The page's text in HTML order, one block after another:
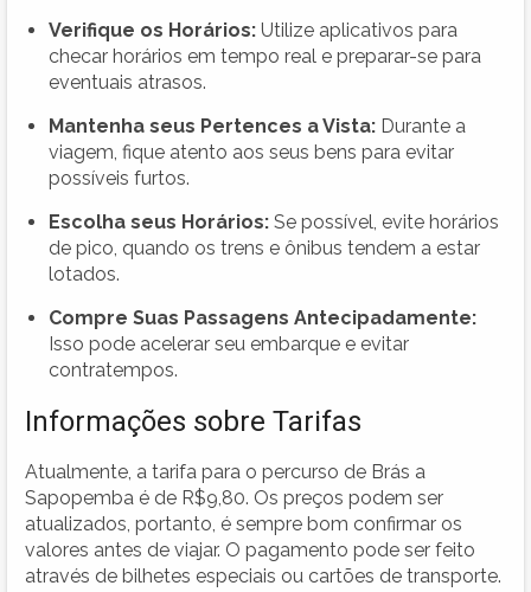
Verifique os Horários: Utilize aplicativos para
checar horários em tempo real e preparar-se para
eventuais atrasos.
Mantenha seus Pertences a Vista: Durante a
viagem, fique atento aos seus bens para evitar
possíveis furtos.
Escolha seus Horários: Se possível, evite horários
de pico, quando os trens e ônibus tendem a estar
lotados.
Compre Suas Passagens Antecipadamente:
Isso pode acelerar seu embarque e evitar
contratempos.
Informações sobre Tarifas
Atualmente, a tarifa para o percurso de Brás a
Sapopemba é de R$9,80. Os preços podem ser
atualizados, portanto, é sempre bom confirmar os
valores antes de viajar. O pagamento pode ser feito
através de bilhetes especiais ou cartões de transporte.